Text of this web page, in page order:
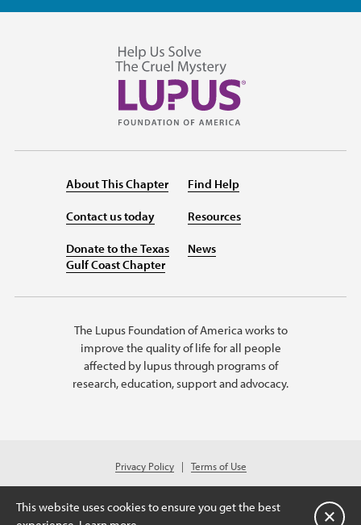
About This Chapter
Contact us today
Donate to the Texas
Gulf Coast Chapter
Find Help
Resources
News
The Lupus Foundation of America works to
improve the quality of life for all people
affected by lupus through programs of
research, education, support and advocacy.
Privacy Policy
Terms of Use
© 2026 Lupus Foundation of America. All rights reserved.
A charitable organization with 501(c)(3) tax-exempt status. Federal ID #
76-0112724
This website uses cookies to ensure you get the best
Cerrar